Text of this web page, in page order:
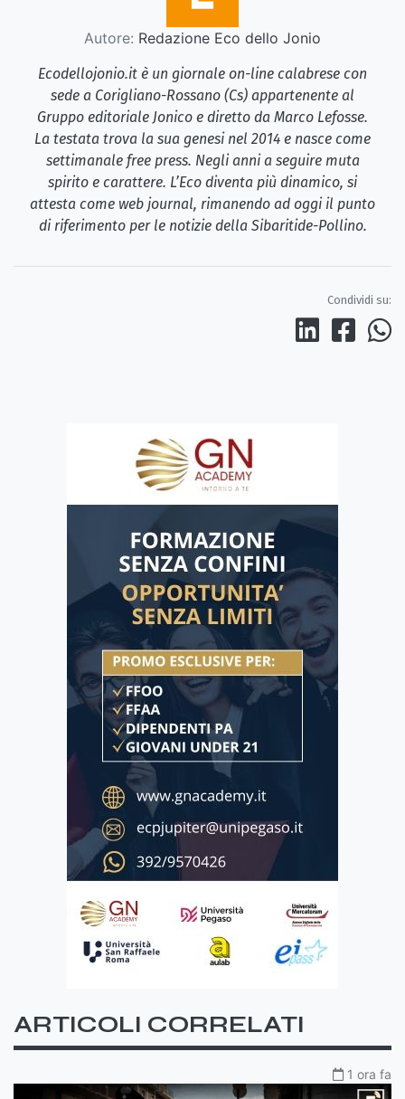
Autore: Redazione Eco dello Jonio
Ecodellojonio.it è un giornale on-line calabrese con
sede a Corigliano-Rossano (Cs) appartenente al
Gruppo editoriale Jonico e diretto da Marco Lefosse.
La testata trova la sua genesi nel 2014 e nasce come
settimanale free press. Negli anni a seguire muta
spirito e carattere. L’Eco diventa più dinamico, si
attesta come web journal, rimanendo ad oggi il punto
di riferimento per le notizie della Sibaritide-Pollino.
Condividi su:
ARTICOLI CORRELATI
1 ora fa